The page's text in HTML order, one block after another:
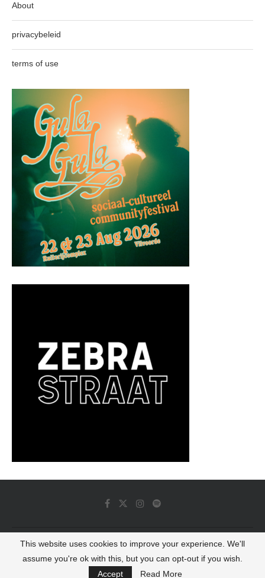
About
privacybeleid
terms of use
© 2022 - Luminous Dash All Rights Reserved
BACK TO TOP
This website uses cookies to improve your experience. We'll
assume you're ok with this, but you can opt-out if you wish.
Accept
Read More